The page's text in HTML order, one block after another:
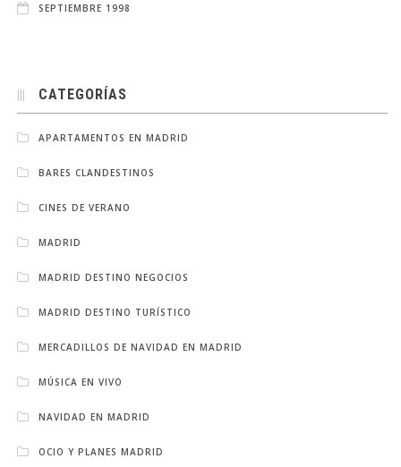
SEPTIEMBRE 1998
CATEGORÍAS
APARTAMENTOS EN MADRID
BARES CLANDESTINOS
CINES DE VERANO
MADRID
MADRID DESTINO NEGOCIOS
MADRID DESTINO TURÍSTICO
MERCADILLOS DE NAVIDAD EN MADRID
MÚSICA EN VIVO
NAVIDAD EN MADRID
OCIO Y PLANES MADRID